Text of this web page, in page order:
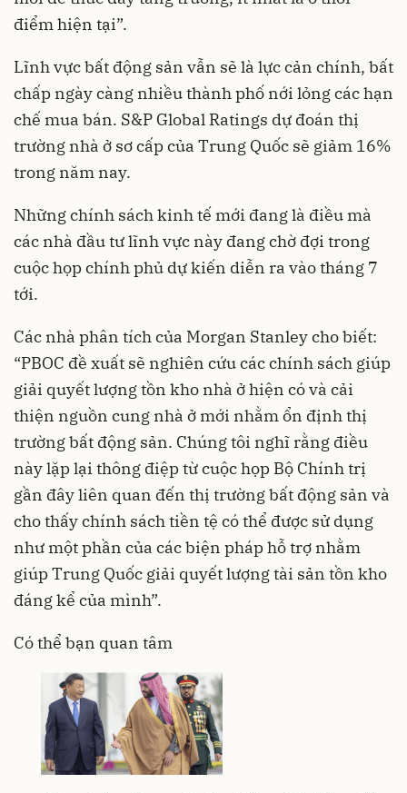
điểm hiện tại”.
Lĩnh vực bất động sản vẫn sẽ là lực cản chính, bất
chấp ngày càng nhiều thành phố nới lỏng các hạn
chế mua bán. S&P Global Ratings dự đoán thị
trường nhà ở sơ cấp của Trung Quốc sẽ giảm 16%
trong năm nay.
Những chính sách kinh tế mới đang là điều mà
các nhà đầu tư lĩnh vực này đang chờ đợi trong
cuộc họp chính phủ dự kiến diễn ra vào tháng 7
tới.
Các nhà phân tích của Morgan Stanley cho biết:
“PBOC đề xuất sẽ nghiên cứu các chính sách giúp
giải quyết lượng tồn kho nhà ở hiện có và cải
thiện nguồn cung nhà ở mới nhằm ổn định thị
trường bất động sản. Chúng tôi nghĩ rằng điều
này lặp lại thông điệp từ cuộc họp Bộ Chính trị
gần đây liên quan đến thị trường bất động sản và
cho thấy chính sách tiền tệ có thể được sử dụng
như một phần của các biện pháp hỗ trợ nhằm
giúp Trung Quốc giải quyết lượng tài sản tồn kho
đáng kể của mình”.
Có thể bạn quan tâm